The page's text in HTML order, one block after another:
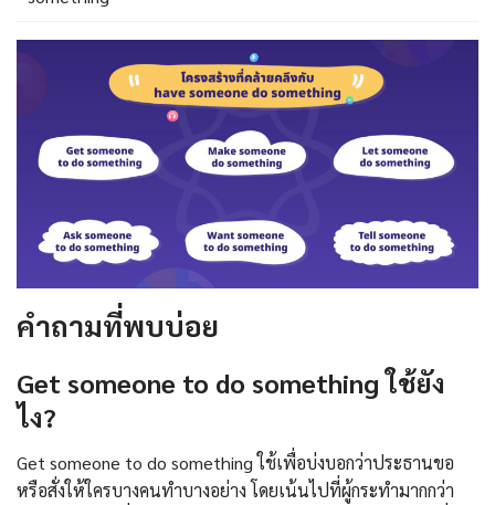
คำถามที่พบบ่อย
Get someone to do something ใช้ยัง
ไง?
Get someone to do something ใช้เพื่อบ่งบอกว่าประธานขอ
หรือสั่งให้ใครบางคนทำบางอย่าง โดยเน้นไปที่ผู้กระทำมากกว่า